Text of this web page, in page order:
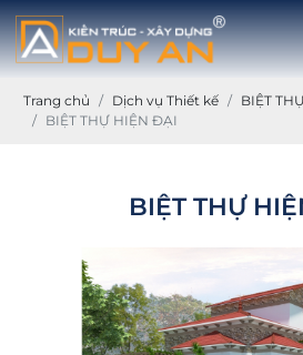
Trang chủ Dịch vụ Thiết kế BIỆT
BIỆT THỰ HIỆN ĐẠI
BIỆT THỰ